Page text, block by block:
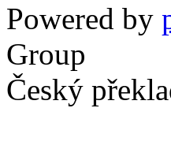
Powered by
Group
Český